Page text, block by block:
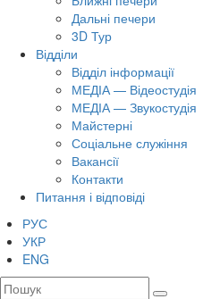
Дальні печери
3D Тур
Відділи
Відділ інформації
МЕДІА — Відеостудія
МЕДІА — Звукостудія
Майстерні
Соціальне служіння
Вакансії
Контакти
Питання і відповіді
РУС
УКР
ENG